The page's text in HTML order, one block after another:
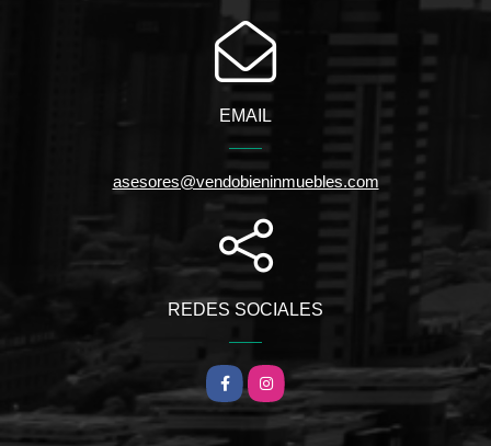
EMAIL
asesores@vendobieninmuebles.com
REDES SOCIALES
FacebookInstagram